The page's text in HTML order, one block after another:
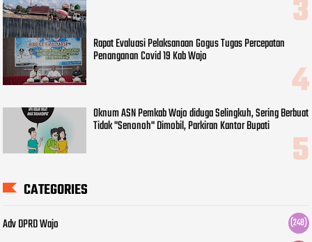
Rapat Evaluasi Pelaksanaan Gogus Tugas Percepatan
Penanganan Covid 19 Kab Wajo
Oknum ASN Pemkab Wajo diduga Selingkuh, Sering Berbuat
Tidak "Senonoh" Dimobil, Parkiran Kantor Bupati
CATEGORIES
Adv DPRD Wajo (248)